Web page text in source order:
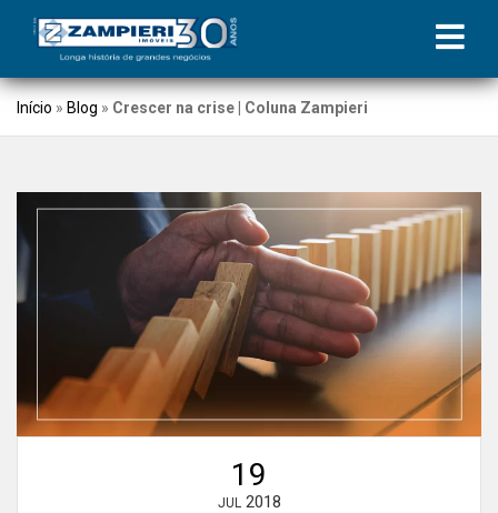
Início » Blog » Crescer na crise | Coluna Zampieri
19
JUL 2018